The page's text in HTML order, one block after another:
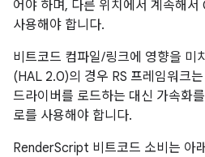
어야 하며, 다른 위치에서 계속해
사용해야 합니다.
비트코드 컴파일/링크에 영향을 미
(HAL 2.0)의 경우 RS 프레임워크
드라이버를 로드하는 대신 가속화
로를 사용해야 합니다.
RenderScript 비트코드 소비는 아